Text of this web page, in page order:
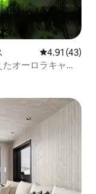
レビュー43
4.91 (43)
オーロラキャビ